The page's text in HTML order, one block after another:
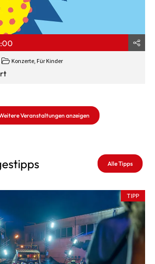
Konzerte, Für Kinder
Veranstaltungen anzeigen
Alle Tipps
TIPP